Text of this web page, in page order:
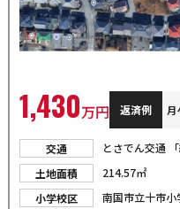
1,430万円 返済例 月
交通
とさでん交通
土地面積
214.57㎡
小学校区
南国市立十市小